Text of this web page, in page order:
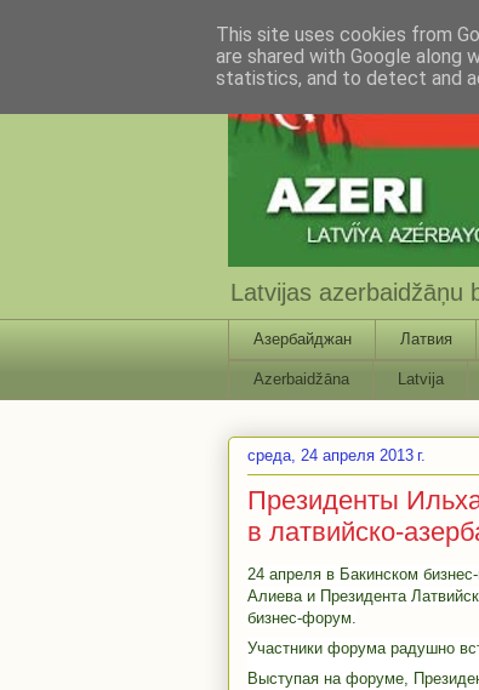
Latvijas azerbaidžāņu
Азербайджан Латвия
Azerbaidžāna Latvija
среда, 24 апреля 2013 г.
Президенты
в латвийско-
24 апреля в Бакинском
Алиева и Президента
бизнес-форум.
Участники форума радушно
Выступая на форуме,
This site uses cookies from
are shared with Google along
statistics, and to detect and